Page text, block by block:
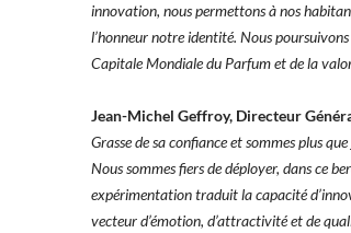
innovation, nous permettons à nos
l’honneur notre identité. Nous
Capitale Mondiale du Parfum et de la
Jean-Michel Geffroy, Directeur
Grasse de sa confiance et sommes plus
Nous sommes fiers de déployer, dans ce
expérimentation traduit la capacité
vecteur d’émotion, d’attractivité et de